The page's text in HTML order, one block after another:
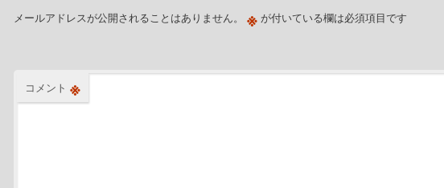
メールアドレスが公開されることはありません。 ※が付いている欄は必須項目です
コメント ※